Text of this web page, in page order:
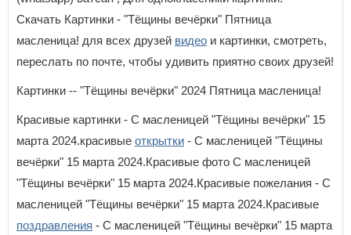
Скачать Картинки - "Тёщины вечёрки" Пятница
масленица! для всех друзей видео и картинки, смотреть,
переслать по почте, чтобы удивить приятно своих друзей!
Картинки -- "Тёщины вечёрки" 2024 Пятница масленица!
Красивые картинки - С масленицей "Тёщины вечёрки" 15
марта 2024.красивые открытки - С масленицей "Тёщины
вечёрки" 15 марта 2024.Красивые фото С масленицей
"Тёщины вечёрки" 15 марта 2024.Красивые пожелания - С
масленицей "Тёщины вечёрки" 15 марта 2024.Красивые
поздравления - С масленицей "Тёщины вечёрки" 15 марта